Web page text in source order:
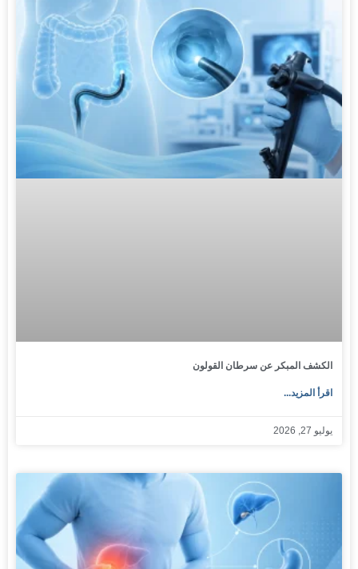
الكشف المبكر عن سرطان القولون
اقرأ المزيد...
يوليو 27, 2026